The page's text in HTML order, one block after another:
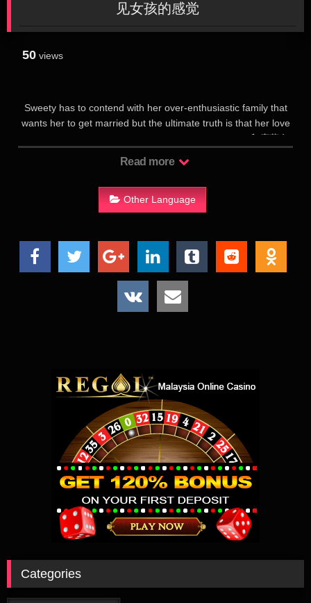
见女孩的感觉
50 views
Sweety has to contend with her over-enthusiastic family that
wants her to get married but the ultimate truth is that her love
might not find acceptance in her family and society. 印度著名
《遇见女孩的感觉》（Ek Ladki Ko Dekha Toh Aisa Laga）中饰
宝莱坞首部以同志为主题的主流电影。该影片讲述索娜姆饰演的
女生拒绝了追求她的所有男生，只因她真正喜欢的是女生，而为
Read more
Other Language
Categories